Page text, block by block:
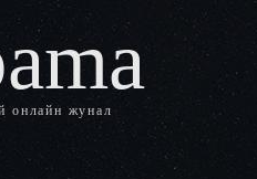
онлайн жунал